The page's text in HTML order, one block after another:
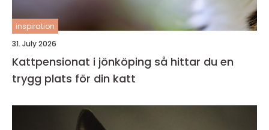
inspiration
31. July 2026
Kattpensionat i jönköping så hittar du en
trygg plats för din katt